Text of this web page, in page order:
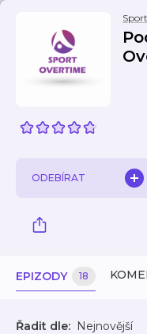
Sport
ODEBÍRAT
EPIZODY 18
Řadit dle: Nejnovější